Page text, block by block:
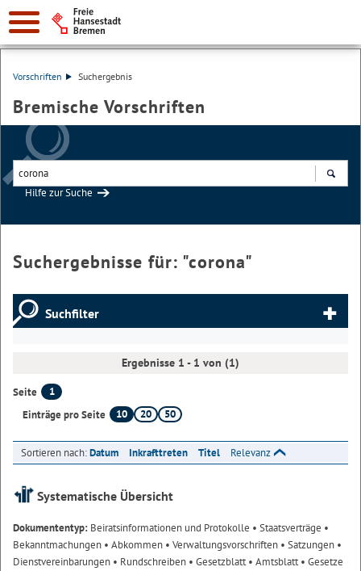
Vorschriften Suchergebnis
Bremische Vorschriften
Hilfe zur Suche
Suchergebnisse für: "corona"
Suchfilter
Ergebnisse 1 - 1 von (1)
Seite
1
Einträge pro Seite
10 20 50
Sortieren nach:Datum Inkrafttreten Titel Relevanz
Systematische Übersicht
Dokumententyp: Beiratsinformationen und Protokolle • Staatsverträge •
Bekanntmachungen • Abkommen • Verwaltungsvorschriften • Satzungen •
Dienstvereinbarungen • Rundschreiben • Gesetzblatt• Amtsblatt• Gesetze